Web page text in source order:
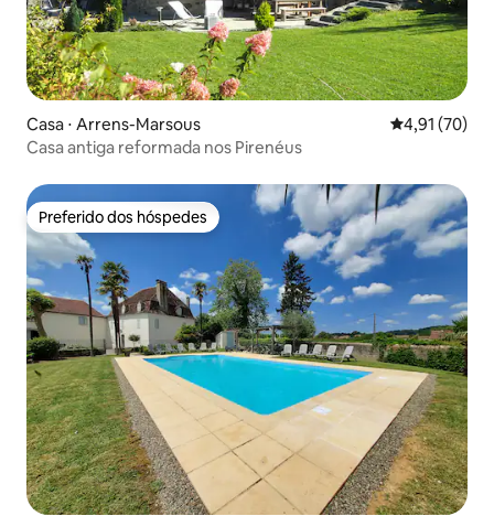
Casa ⋅ Arrens-Marsous 4,91 de uma
4,91 (70)
Casa antiga reformada nos Pirenéus
Preferido dos hóspedes
Preferido dos hóspedes